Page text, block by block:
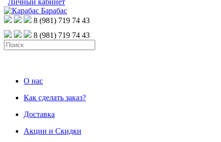
Личный кабинет
8 (981) 719 74 43
8 (981) 719 74 43
О нас
Как сделать заказ?
Доставка
Акции и Скидки